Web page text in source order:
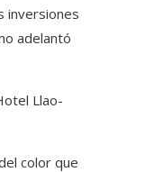
inversiones
adelantó
Llao-
color que